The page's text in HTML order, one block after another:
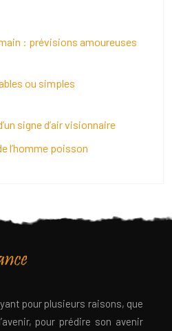
: prévisions amoureuses
ou simples
signe d’air visionnaire
l’homme poisson
pour plusieurs raisons, que
pour prédire son avenir